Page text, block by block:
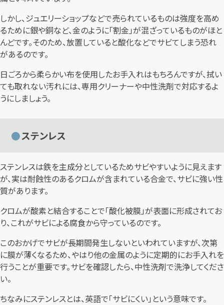
しかし、ジュエリーショップなどで売られているものは強度を高め
るために銀や銅など、金のように「割金」が混ざっているものがほと
んどです。そのため、放置していると酸化などでサビてしまう恐れ
があるのです。
日ごろから柔らかい布を使用したお手入れはもちろんですが、拭い
ても取れない汚れには、専用クリーナーや中性洗剤で対応するよ
うにしましょう。
ステンレス
ステンレスは鉄を主成分としているためサビやすいように見えます
が、実は耐蝕性のあるクロムが含まれている合金で、サビに強い性
質があります。
クロムが酸素と結合することで「酸化被膜」が表面に形成されてお
り、これがサビによる腐食から守っているのです。
このおかげでサビが長期間発生しないといわれていますが、次第
に膜が薄くなるため、やはり他の金属のように定期的にお手入れを
行うことが重要です。サビを確認したら、中性洗剤で洗浄してくださ
い。
ちなみにステンレスとは、英語で「サビにくい」という意味です。